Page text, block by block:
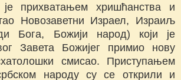
прихватањем хришћанства и
Новозаветни Израел, Израиљ
Бога, Божији народ) који је
Завета Божијег примио нову
смисао. Приступањем
народу су се открили и